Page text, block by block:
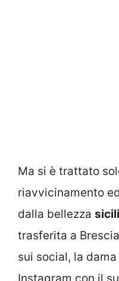
Ma si è trattato
riavvicinamento
dalla bellezza
trasferita a
sui social, la
Instagram con il